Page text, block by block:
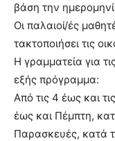
βάση την
Οι παλαιοί/ές
τακτοποιήσει τις
Η γραμματεία για
εξής πρόγραμμα:
Από τις 4 έως και
έως και Πέμπτη,
Παρασκευές, κατά